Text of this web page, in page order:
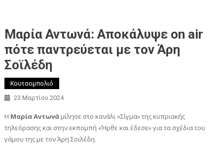
Μαρία Αντωνά: Αποκάλυψε on air
πότε παντρεύεται με τον Άρη
Σοϊλέδη
Κουτσομπολιό
23 Μαρτίου 2024
H Μαρία Αντωνά μίλησε στο κανάλι «Σίγμα» της κυπριακής
τηλεόρασης και στην εκπομπή «Ήρθε και έδεσε» για τα σχέδια του
γάμου της με τον Άρη Σοϊλέδη.